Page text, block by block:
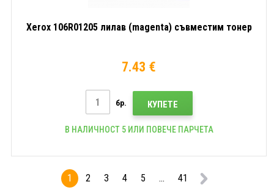
Xerox 106R01205 лилав (magenta) съвместим тонер
7.43 €
бр. КУПЕТЕ
В НАЛИЧНОСТ 5 ИЛИ ПОВЕЧЕ ПАРЧЕТА
1 2 3 4 5 ... 41